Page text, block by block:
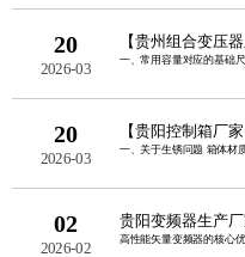
20
2026-03
【贵州组合变压
一、常用容量对应的基础
20
2026-03
【贵阳控制箱厂
02
2026-02
贵阳变频器生产厂